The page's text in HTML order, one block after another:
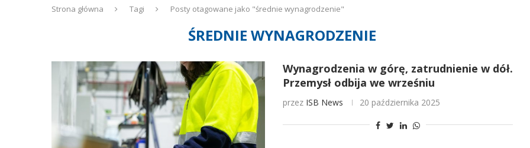
Strona główna Tagi Posty otagowane jako "średnie wynagrodzenie"
ŚREDNIE WYNAGRODZENIE
Wynagrodzenia w górę, zatrudnienie w dół.
Przemysł odbija we wrześniu
przez ISB News 20 października 2025